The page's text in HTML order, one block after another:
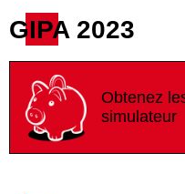
GIPA 2023
Obtenez
simulateur